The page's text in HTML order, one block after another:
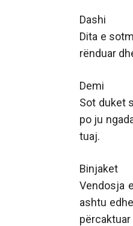
Dashi
Dita e
rënduar
Demi
Sot duket
po ju
tuaj.
Binjaket
Vendosja
ashtu